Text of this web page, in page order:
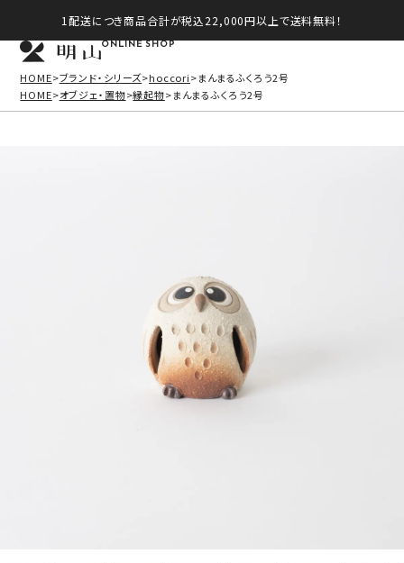
1配送につき商品合計が税込22,000円以上で送料無料！
ONLINE SHOP
HOME ブランド・シリーズ hoccori
まんまるふくろう2号
HOME
オブジェ・置物 縁起物 まんまるふくろう2号